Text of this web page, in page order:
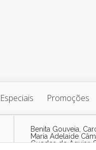
Especiais Promoções
Benita Gouveia,
Maria Adelaide
Guedes de Aguiar,